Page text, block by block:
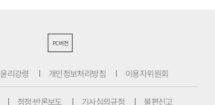
PC버전
윤리강령 개인정보처리방침 이용자위원회
정정·반론보도 기사심의규정 불편신고